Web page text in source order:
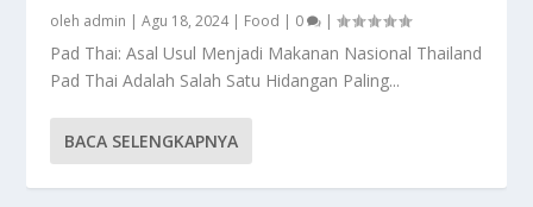
oleh admin |Agu 18, 2024| Food | 0 |
Pad Thai: Asal Usul Menjadi Makanan Nasional Thailand
Pad Thai Adalah Salah Satu Hidangan Paling...
BACA SELENGKAPNYA